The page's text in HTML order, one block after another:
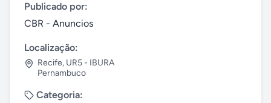
Publicado por:
CBR - Anuncios
Localização:
Recife, UR5 - IBURA
Pernambuco
Categoria: